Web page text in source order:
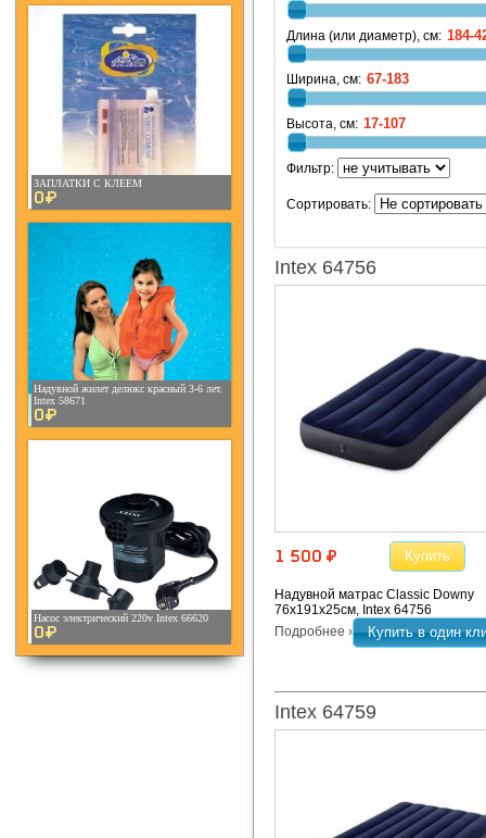
ЗАПЛАТКИ С КЛЕЕМ
0¤
Надувной жилет делюкс красный 3-6 лет.
Intex 58671
0¤
Насос электрический 220v Intex 66620
0¤
Длина (или диаметр), см:
Ширина, см:
Высота, см:
Фильтр:
Сортировать:
Intex 64756
1 500 ¤ Купить
Надувной матрас Classic Downy
76х191х25см, Intex 64756
Подробнее ›
Купить в один
Intex 64759